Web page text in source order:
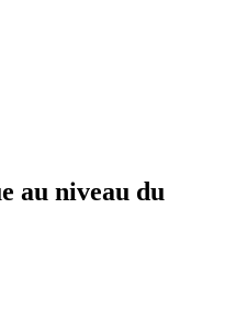
au niveau du